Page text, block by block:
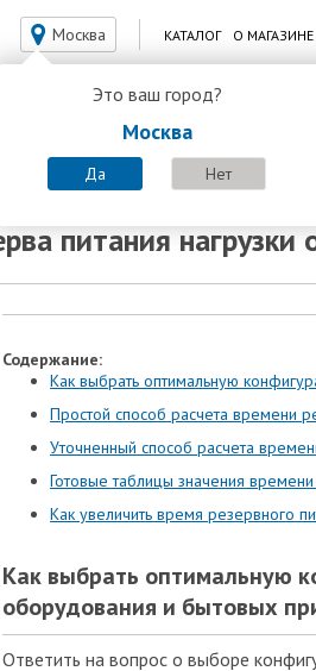
Москва
Это ваш город?
Москва
Да Нет
КАТАЛОГ О МАГАЗИНЕ
питания
Содержание:
Как выбрать оптимальную
Простой способ расчета времени
Уточненный способ расчета
Готовые таблицы значения
Как увеличить время резервного
Как выбрать оптимальную
оборудования и бытовых
Ответить на вопрос о выборе